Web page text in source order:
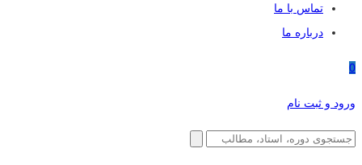
تماس با ما
درباره ما
0
ورود و ثبت نام